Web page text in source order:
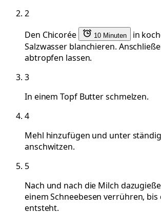
2
Den Chicorée
10 Minuten
in
Salzwasser blanchieren.
abtropfen lassen.
3
In einem Topf Butter schmelzen.
4
Mehl hinzufügen und unter
anschwitzen.
5
Nach und nach die Milch
einem Schneebesen verrühren, bis
entsteht.